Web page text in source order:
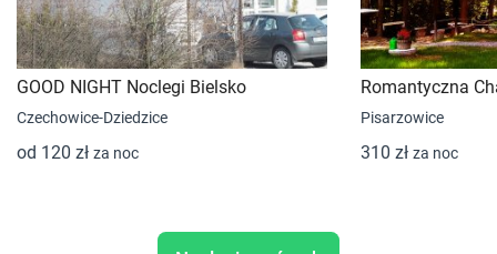
GOOD NIGHT Noclegi Bielsko
Czechowice-Dziedzice
od 120 zł za noc
Romantyczna
Pisarzowice
310 zł za noc